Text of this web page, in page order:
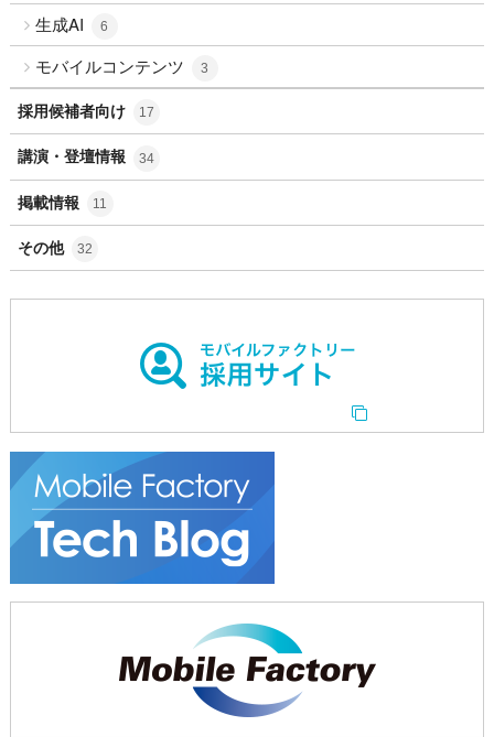
生成AI 6
モバイルコンテンツ 3
採用候補者向け 17
講演・登壇情報 34
掲載情報 11
その他 32